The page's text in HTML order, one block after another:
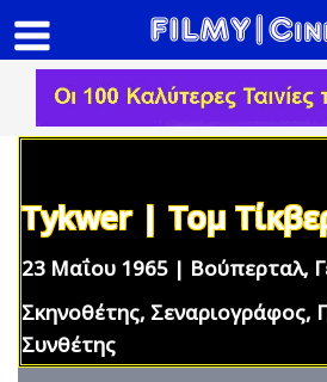
Tykwer | Τομ
23 Μαΐου 1965 | Βούπερταλ,
Σκηνοθέτης, Σεναριογράφος,
Συνθέτης